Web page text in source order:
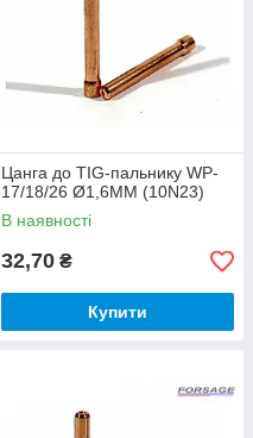
Цанга до TIG-пальнику WP-
17/18/26 Ø1,6ММ (10N23)
В наявності
32,70 ₴
Купити